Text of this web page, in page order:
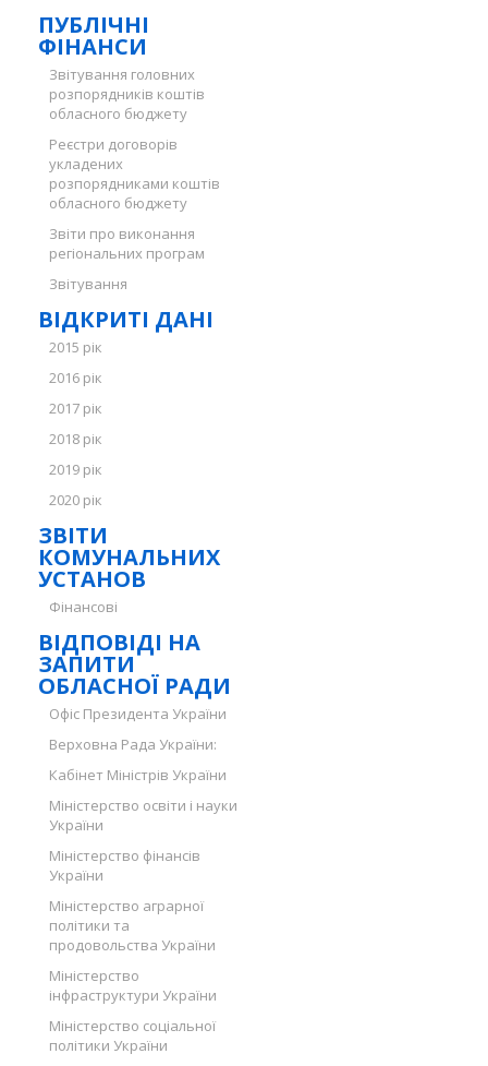
ПУБЛІЧНІ
ФІНАНСИ
Звітування головних
розпорядників коштів
обласного бюджету
Реєстри договорів
укладених
розпорядниками коштів
обласного бюджету
Звіти про виконання
регіональних програм
Звітування
ВІДКРИТІ ДАНІ
2015 рік
2016 рік
2017 рік
2018 рік
2019 рік
2020 рік
ЗВІТИ
КОМУНАЛЬНИХ
УСТАНОВ
Фінансові
ВІДПОВІДІ НА
ЗАПИТИ
ОБЛАСНОЇ РАДИ
Офіс Президента України
Верховна Рада України:
Кабінет Міністрів України
Міністерство освіти і науки
України
Міністерство фінансів
України
Міністерство аграрної
політики та
продовольства України
Міністерство
інфраструктури України
Міністерство соціальної
політики України